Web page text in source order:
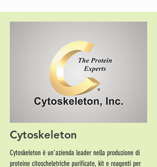
Cytoskeleton
Cytoskeleton è un’azienda leader nella produzione di
proteine citoscheletriche purificate, kit e reagenti per